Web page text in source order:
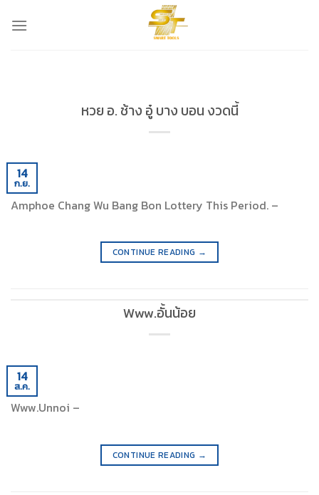
หวย อ. ช้าง อู๋ บาง บอน งวดนี้
14
ก.ย.
Amphoe Chang Wu Bang Bon Lottery This Period. –
CONTINUE READING →
Www.อั้นน้อย
14
ส.ค.
Www.Unnoi –
CONTINUE READING →